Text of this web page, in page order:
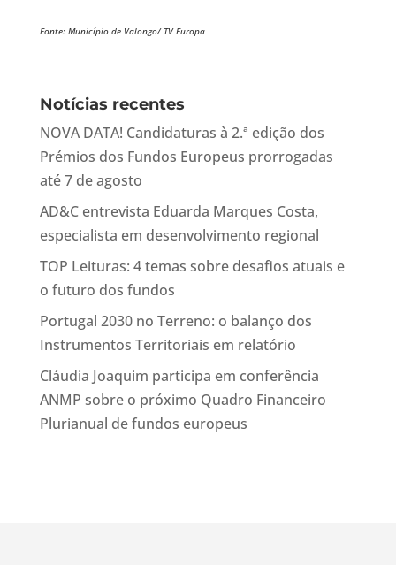
Fonte: Município de Valongo/ TV Europa
Notícias recentes
NOVA DATA! Candidaturas à 2.ª edição dos
Prémios dos Fundos Europeus prorrogadas
até 7 de agosto
AD&C entrevista Eduarda Marques Costa,
especialista em desenvolvimento regional
TOP Leituras: 4 temas sobre desafios atuais e
o futuro dos fundos
Portugal 2030 no Terreno: o balanço dos
Instrumentos Territoriais em relatório
Cláudia Joaquim participa em conferência
ANMP sobre o próximo Quadro Financeiro
Plurianual de fundos europeus